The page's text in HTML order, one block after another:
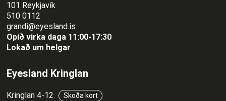
101 Reykjavík
510 0112
grandi@eyesland.is
Opið virka daga 11:00-17:30
Lokað um helgar
Eyesland Kringlan
Kringlan 4-12 Skoða kort